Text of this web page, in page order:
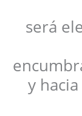
será
y